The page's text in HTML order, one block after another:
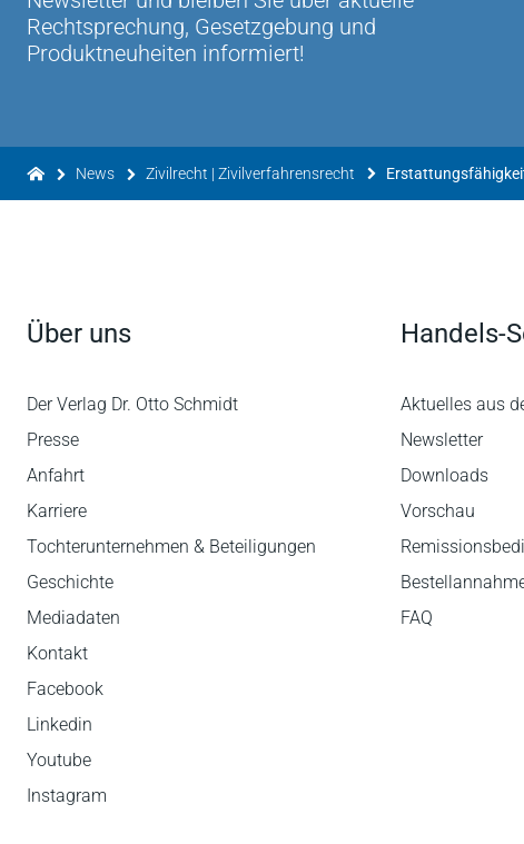
Rechtsprechung, Gesetzgebung und
Produktneuheiten informiert!
News Zivilrecht | Zivilverfahrensrecht
Über uns
Der Verlag Dr. Otto Schmidt
Presse
Anfahrt
Karriere
Tochterunternehmen & Beteiligungen
Geschichte
Mediadaten
Kontakt
Facebook
Linkedin
Youtube
Instagram
Handels-
Aktuelles aus
Newsletter
Downloads
Vorschau
FAQ